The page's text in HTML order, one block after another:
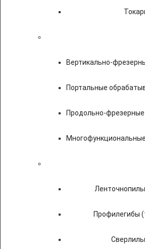
Вертикально-
Портальные
Продольно-
Профилегибы